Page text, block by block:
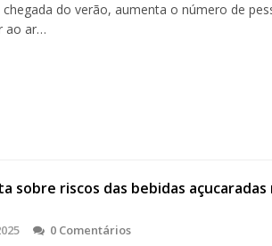
do verão, aumenta o número de
ao ar…
sobre riscos das bebidas açucaradas
0 Comentários